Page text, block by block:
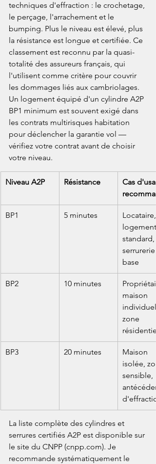
techniques d'effraction : le crochetage,
le perçage, l'arrachement et le
bumping. Plus le niveau est élevé, plus
la résistance est longue et certifiée. Ce
classement est reconnu par la quasi-
totalité des assureurs français, qui
l'utilisent comme critère pour couvrir
les dommages liés aux cambriolages.
Un logement équipé d'un cylindre A2P
BP1 minimum est souvent exigé dans
les contrats multirisques habitation
pour déclencher la garantie vol —
vérifiez votre contrat avant de choisir
votre niveau.
Niveau A2P Résistance
Cas
BP1 5 minutes
Locataire,
logement
standard,
serrurerie
base
BP2 10 minutes
maison
zone
BP3 20 minutes
Maison
isolée,
sensible,
La liste complète des cylindres et
serrures certifiés A2P est disponible sur
le site du CNPP (cnpp.com). Je
recommande systématiquement le